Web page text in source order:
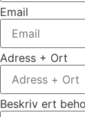
Email
Adress + Ort
Beskriv ert